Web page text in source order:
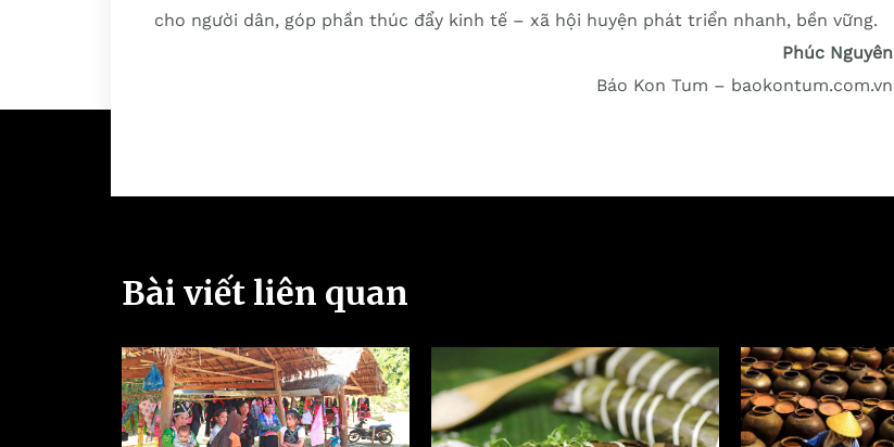
cho người dân, góp phần thúc đẩy kinh tế – xã hội huyện phát triển nhanh, bền vững.
Phúc Nguyên
Báo Kon Tum – baokontum.com.vn
Bài viết liên quan